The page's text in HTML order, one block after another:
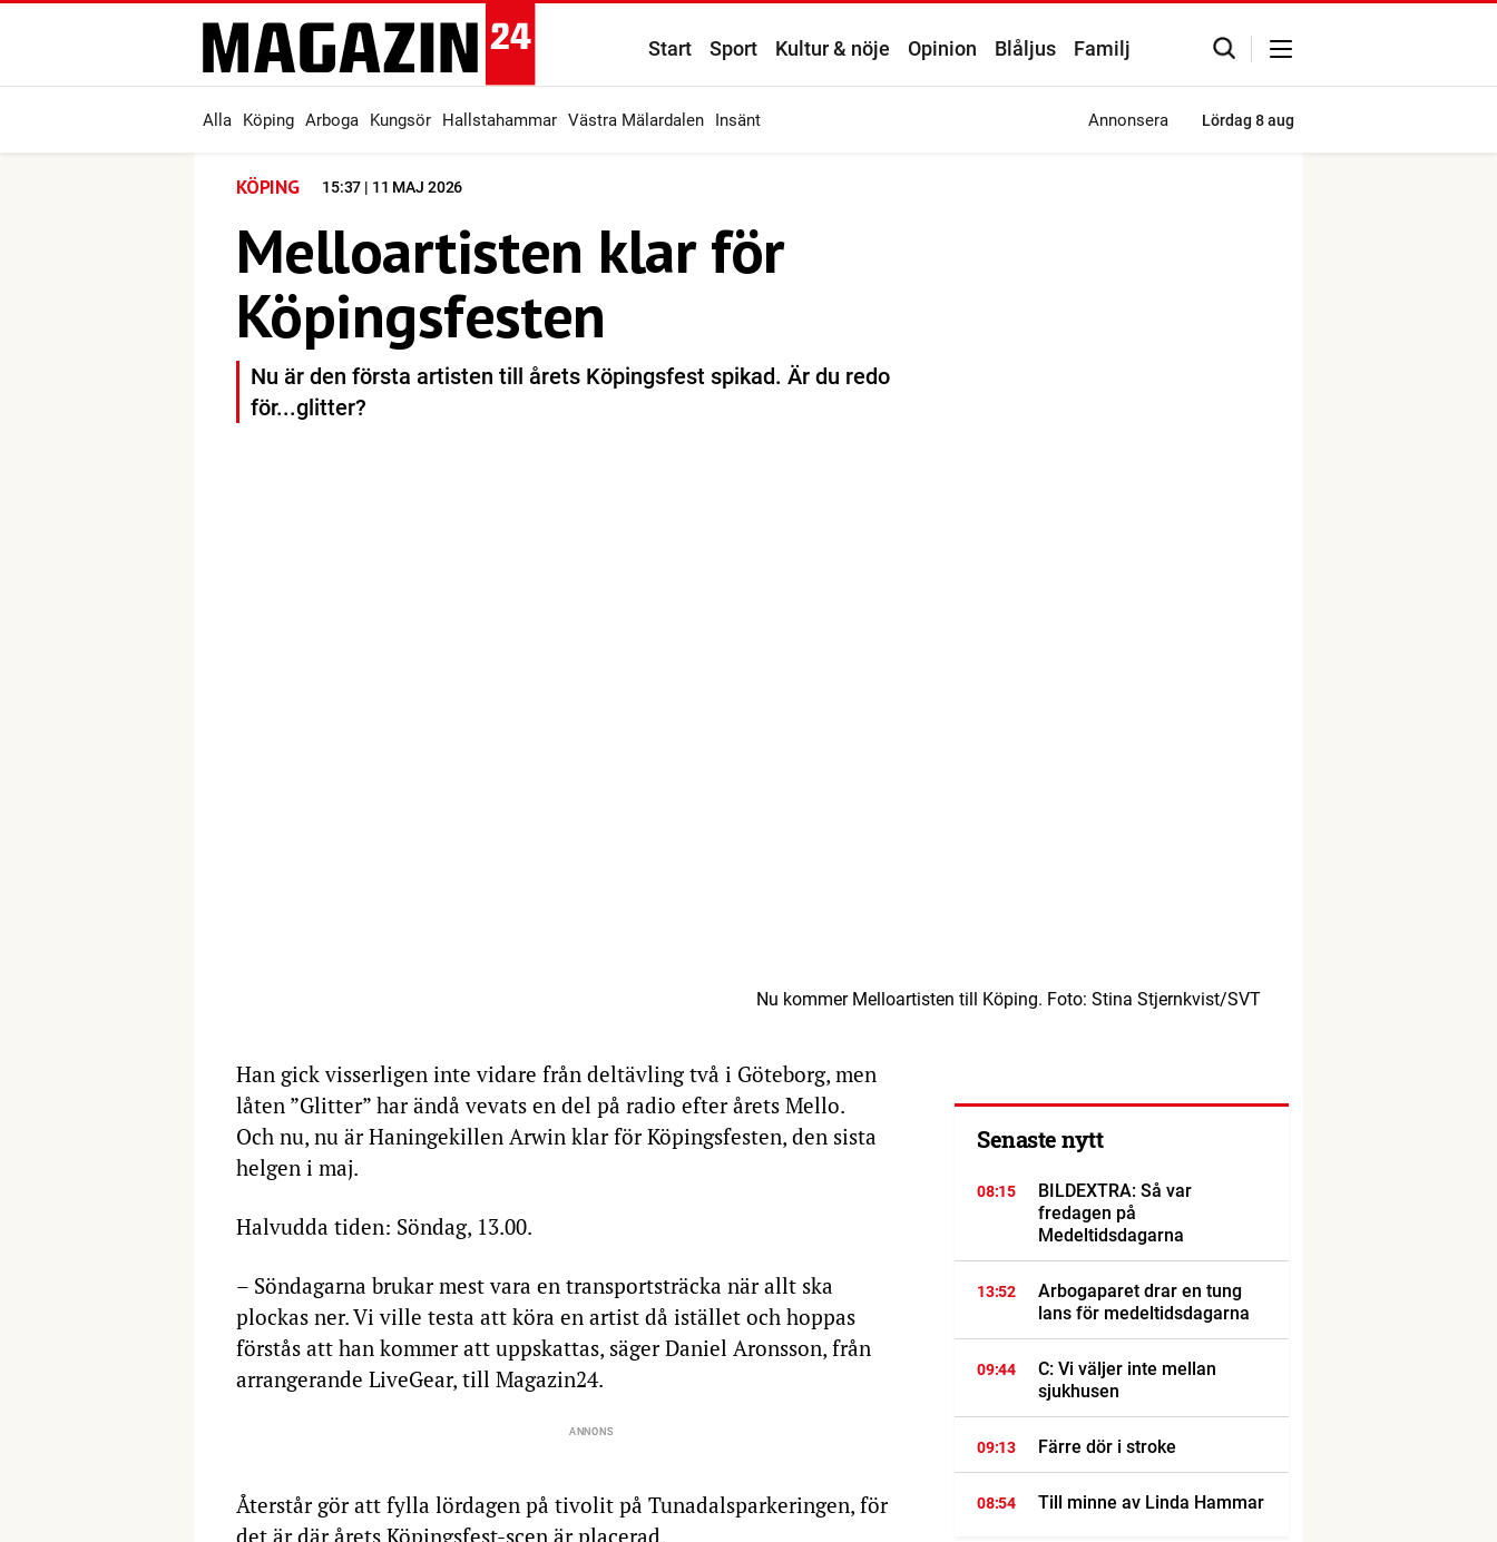
Start Sport Kultur & nöje Opinion Blåljus Familj
Alla Köping Arboga Kungsör Hallstahammar Västra Mälardalen Insänt Annonsera Lördag 8 aug
KÖPING 15:37 | 11 MAJ 2026
Melloartisten klar för
Köpingsfesten
Nu är den första artisten till årets Köpingsfest spikad. Är du redo
för...glitter?
Nu kommer Melloartisten till Köping. Foto: Stina Stjernkvist/SVT
Han gick visserligen inte vidare från deltävling två i Göteborg, men
låten ”Glitter” har ändå vevats en del på radio efter årets Mello.
Och nu, nu är Haningekillen Arwin klar för Köpingsfesten, den sista
helgen i maj.
Halvudda tiden: Söndag, 13.00.
– Söndagarna brukar mest vara en transportsträcka när allt ska
plockas ner. Vi ville testa att köra en artist då istället och hoppas
förstås att han kommer att uppskattas, säger Daniel Aronsson, från
arrangerande LiveGear, till Magazin24.
Återstår gör att fylla lördagen på tivolit på Tunadalsparkeringen, för
det är där årets Köpingsfest-scen är placerad.
Senaste nytt
08:15
BILDEXTRA: Så var
fredagen på
Medeltidsdagarna
13:52
Arbogaparet drar en tung
lans för medeltidsdagarna
09:44
C: Vi väljer inte mellan
sjukhusen
09:13 Färre dör i stroke
08:54 Till minne av Linda Hammar